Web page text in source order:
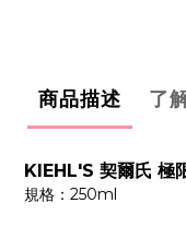
商品描述 了
KIEHL'S 契爾氏 極
規格：250ml